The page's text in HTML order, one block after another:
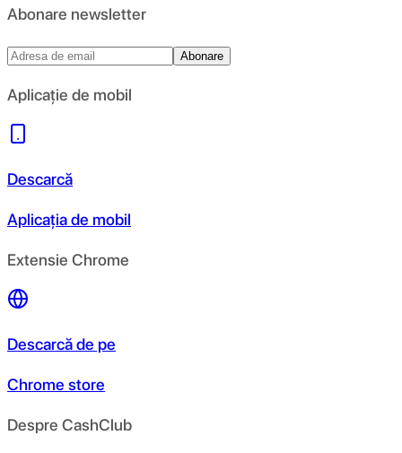
Abonare newsletter
Abonare
Aplicație de mobil
Descarcă
Aplicația de mobil
Extensie Chrome
Descarcă de pe
Chrome store
Despre CashClub